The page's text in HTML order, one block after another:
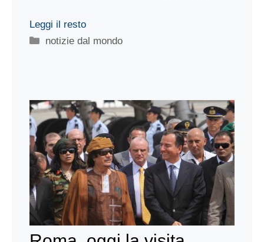
Leggi il resto
Categorie
notizie dal mondo